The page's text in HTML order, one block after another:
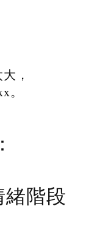
，
階段